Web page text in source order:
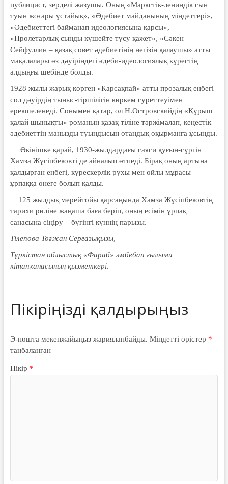
публицист, зерделі жазушы. Оның «Маркстік-лениндік сын
туын жоғары ұстайық», «Әдебиет майданының міндеттері»,
«Әдебиеттегі байманап идеологиясына қарсы»,
«Пролетарлық сынды күшейте түсу қажет», «Сәкен
Сейфуллин – қазақ совет әдебиетінің негізін қалаушы» атты
мақалалары өз дәуіріндегі әдеби-идеологиялық күрестің
алдыңғы шебінде болды.
1928 жылы жарық көрген «Қарсақпай» атты прозалық еңбегі
сол дәуірдің тыныс-тіршілігін көркем суреттеуімен
ерекшеленеді. Сонымен қатар, ол Н.Островскийдің «Құрыш
қалай шынықты» романын қазақ тіліне тәржімалап, кеңестік
әдебиеттің маңызды туындысын отандық оқырманға ұсынды.
Өкінішке қарай, 1930-жылдардағы саяси қуғын-сүргін
Хамза Жүсіпбековті де айналып өтпеді. Бірақ оның артына
қалдырған еңбегі, күрескерлік рухы мен ойлы мұрасы
ұрпаққа өнеге болып қалды.
125 жылдық мерейтойы қарсаңында Хамза Жүсіпбековтің
тарихи рөліне жаңаша баға беріп, оның есімін ұрпақ
санасына сіңіру – бүгінгі күннің парызы.
Тілепова Тоғжан Серғазықызы,
Түркістан облыстық «Фараб» әмбебап ғылыми
кітапханасының қызметкері.
Э-пошта мекенжайыңыз жарияланбайды. Міндетті өрістер *
таңбаланған
Пікір *